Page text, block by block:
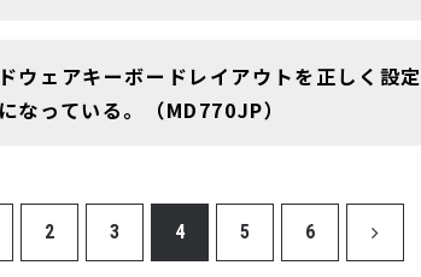
ウェアキーボードレイアウトを正しく設
なっている。（MD770JP）
2 3 4 5 6